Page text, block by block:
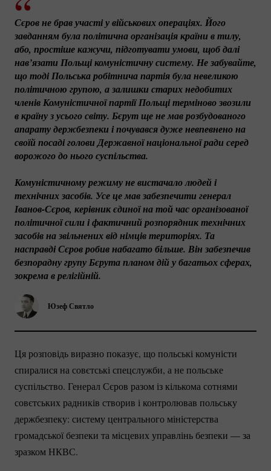
Юзеф Святло
Сєров не брав участі у військових операціях. Його
завданням була політична організація країни в тилу,
або, простіше кажучи, підготувати умови, щоб далі
нав’язати Польщі комуністичну систему. Не забувайте,
що тоді Польська робітнича партія була невеликою
політичною групою, а залишки старих недобитих
членів Комуністичної партії Польщі терміново звозили
в країну з усього світу. Бєрут ще не мав розбудованого
апарату держбезпеки і почувався дуже невпевнено на
своїй посаді голови Державної національної ради серед
ворожого до нього суспільства.
Комуністичному режиму не вистачало людей і
Іванов-Сєров, керівник єдиної на той час організованої
політичної сили і фактичний розпорядник технічних
засобів на звільнених від німців територіях. Та
насправді Сєров робив набагато більше. Він забезпечив
безпорадну групу Бєрута планом дій у багатьох сферах,
зокрема в релігійній.
Ця розповідь виразно показує, що польські комуністи
спиралися на совєтські спецслужби, а не польське
суспільство. Генерал Сєров разом із кількома сотнями
совєтських радників створив і контролював польську
держбезпеку: систему центрального міністерства
громадської безпеки та місцевих управлінь безпеки — за
зразком НКВС.